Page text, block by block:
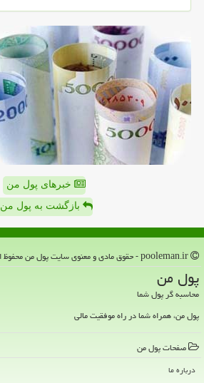
خبرهای پول من
بازگشت به پول من
پول من
محاسبه گر پول شما
پول من، همراه شما در راه موفقیت مالی
صفحات پول من
درباره ما